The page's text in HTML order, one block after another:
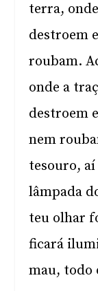
terra,
destroem
roubam.
onde a
destroem
nem
tesouro,
lâmpada
teu olhar
ficará
mau, todo